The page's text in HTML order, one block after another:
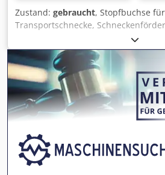
Zustand: gebraucht, Stopfbuchse
Transportschnecke,
Rohrförderschnecke,
Külrohrschnecke, Heizschnecke,
Schneckenwämetauscher -
Stopfbuchse: für Ø 110 mm Welle -
Anzahl: 2x Stopfbuchsen vorhanden
-Preis: pro Stück -Abmessungen:
Gewicht: 8,5 kg